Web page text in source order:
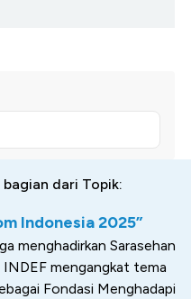
dari Topik:
Indonesia 2025”
menghadirkan Sarasehan
mengangkat tema
Fondasi Menghadapi